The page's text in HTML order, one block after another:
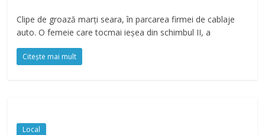
Clipe de groază marți seara, în parcarea firmei de cablaje
auto. O femeie care tocmai ieșea din schimbul II, a
Citește mai mult
Local